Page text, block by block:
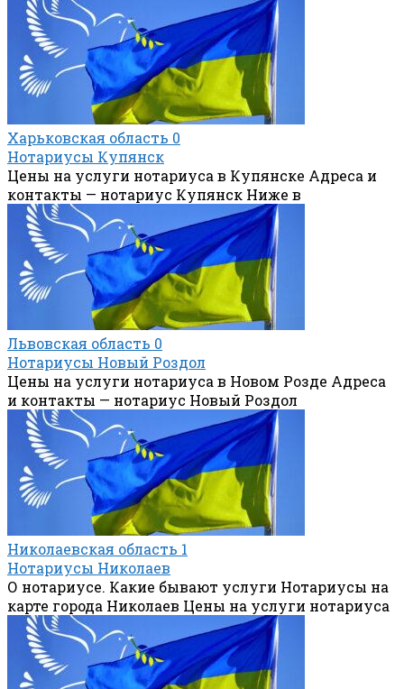
Харьковская область 0
Нотариусы Купянск
Цены на услуги нотариуса в Купянске Адреса и
контакты — нотариус Купянск Ниже в
Львовская область 0
Нотариусы Новый Роздол
Цены на услуги нотариуса в Новом Розде Адреса
и контакты — нотариус Новый Роздол
Николаевская область 1
Нотариусы Николаев
О нотариусе. Какие бывают услуги Нотариусы на
карте города Николаев Цены на услуги нотариуса